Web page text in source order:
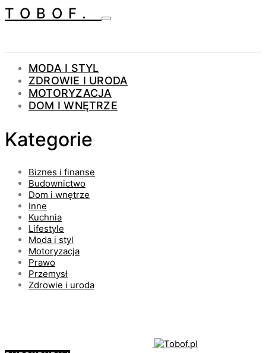
TOBOF.
MODA I STYL
ZDROWIE I URODA
MOTORYZACJA
DOM I WNĘTRZE
Kategorie
Biznes i finanse
Budownictwo
Dom i wnętrze
Inne
Kuchnia
Lifestyle
Moda i styl
Motoryzacja
Prawo
Przemysł
Zdrowie i uroda